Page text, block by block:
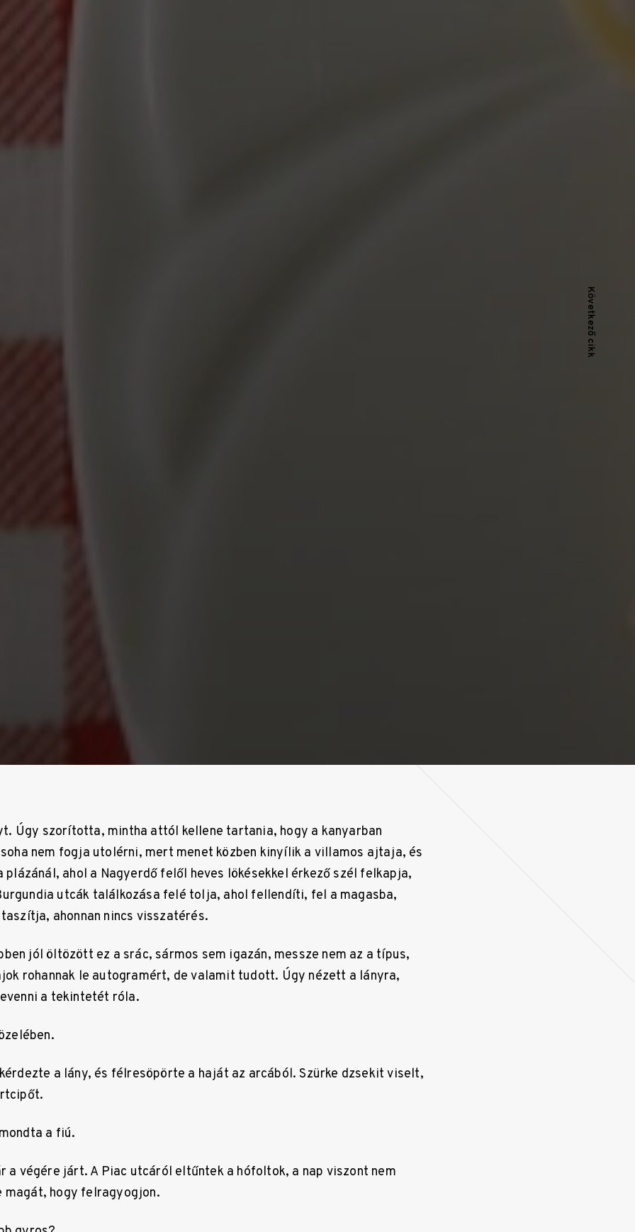
Úgy szorította, mintha attól kellene tartania, hogy a kanyarban
nem fogja utolérni, mert menet közben kinyílik a villamos ajtaja, és
plázánál, ahol a Nagyerdő felől heves lökésekkel érkező szél felkapja,
utcák találkozása felé tolja, ahol fellendíti, fel a magasba,
ahonnan nincs visszatérés.
jól öltözött ez a srác, sármos sem igazán, messze nem az a típus,
rohannak le autogramért, de valamit tudott. Úgy nézett a lányra,
a tekintetét róla.
a lány, és félresöpörte a haját az arcából. Szürke dzsekit viselt,
a fiú.
a végére járt. A Piac utcáról eltűntek a hófoltok, a nap viszont nem
magát, hogy felragyogjon.
Következő cikk